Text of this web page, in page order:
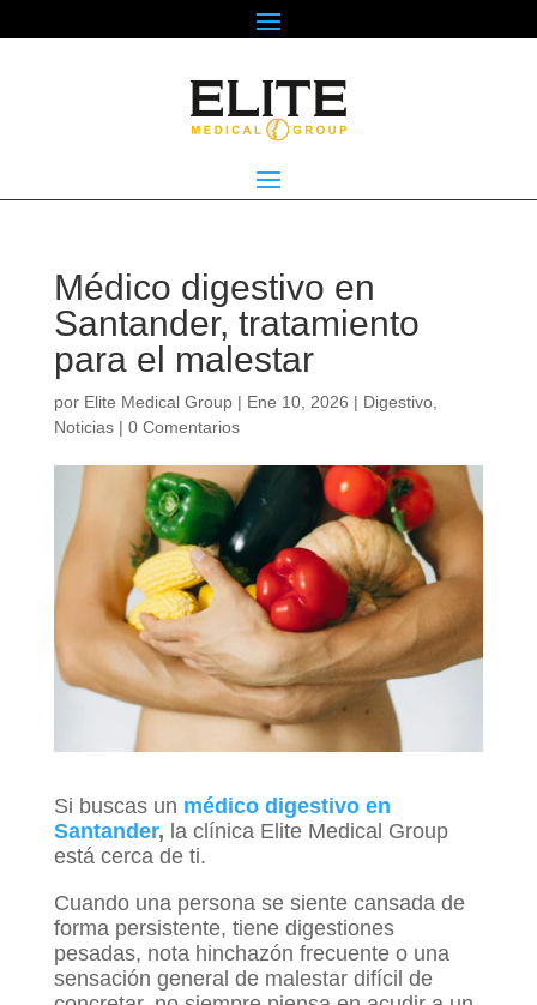
Médico digestivo en
Santander, tratamiento
para el malestar
por Elite Medical Group| Ene 10, 2026 | Digestivo,
Noticias| 0 Comentarios
Si buscas un médico digestivo en
Santander, la clínica Elite Medical Group
está cerca de ti.
Cuando una persona se siente cansada de
forma persistente, tiene digestiones
pesadas, nota hinchazón frecuente o una
sensación general de malestar difícil de